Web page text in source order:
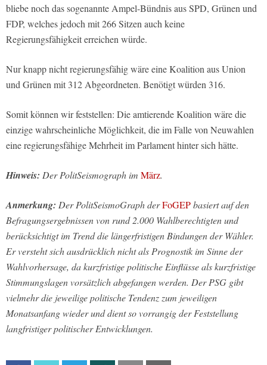
bliebe noch das sogenannte Ampel-Bündnis aus SPD, Grünen und
FDP, welches jedoch mit 266 Sitzen auch keine
Regierungsfähigkeit erreichen würde.
Nur knapp nicht regierungsfähig wäre eine Koalition aus Union
und Grünen mit 312 Abgeordneten. Benötigt würden 316.
Somit können wir feststellen: Die amtierende Koalition wäre die
einzige wahrscheinliche Möglichkeit, die im Falle von Neuwahlen
eine regierungsfähige Mehrheit im Parlament hinter sich hätte.
Hinweis: Der PolitSeismograph im März.
Anmerkung: Der PolitSeismoGraph derFoGEPbasiert auf den
Befragungsergebnissen von rund 2.000 Wahlberechtigten und
berücksichtigt im Trend die längerfristigen Bindungen der Wähler.
Er versteht sich ausdrücklich nicht als Prognostik im Sinne der
Wahlvorhersage, da kurzfristige politische Einflüsse als kurzfristige
Stimmungslagen vorsätzlich abgefangen werden. Der PSG gibt
vielmehr die jeweilige politische Tendenz zum jeweiligen
Monatsanfang wieder und dient so vorrangig der Feststellung
langfristiger politischer Entwicklungen.